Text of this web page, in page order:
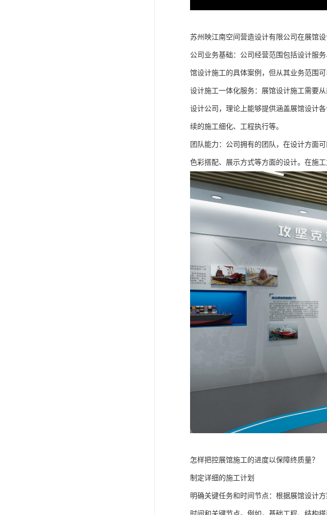
苏州映江南空间营造设计有限公司在展馆
公司业务基础：公司经营范围包括设计服
馆设计施工的具体案例，但从其业务范围
设计施工一体化服务：展馆设计施工需要
设计公司，理论上能够提供涵盖展馆设计
续的施工细化、工程执行等。
团队能力：公司拥有的团队，在设计方面
色彩搭配、展示方式等方面的设计。在施
怎样把控展馆施工的进度以保障终质量？
制定详细的施工计划
明确关键任务和时间节点：根据展馆设计